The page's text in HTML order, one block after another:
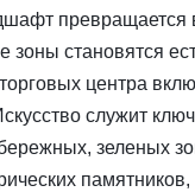
превращается
зоны становятся
центра
служит
зеленых
памятников,